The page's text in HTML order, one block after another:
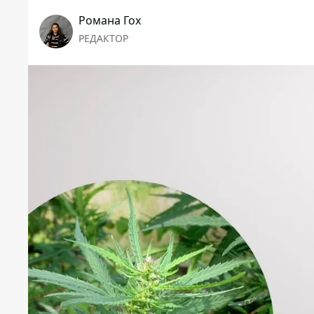
Романа Гох
РЕДАКТОР